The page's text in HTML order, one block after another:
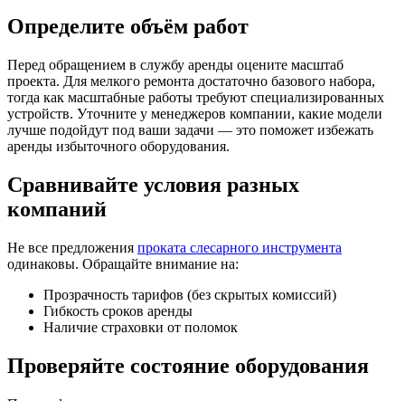
Определите объём работ
Перед обращением в службу аренды оцените масштаб
проекта. Для мелкого ремонта достаточно базового набора,
тогда как масштабные работы требуют специализированных
устройств. Уточните у менеджеров компании, какие модели
лучше подойдут под ваши задачи — это поможет избежать
аренды избыточного оборудования.
Сравнивайте условия разных
компаний
Не все предложения проката слесарного инструмента
одинаковы. Обращайте внимание на:
Прозрачность тарифов (без скрытых комиссий)
Гибкость сроков аренды
Наличие страховки от поломок
Проверяйте состояние оборудования